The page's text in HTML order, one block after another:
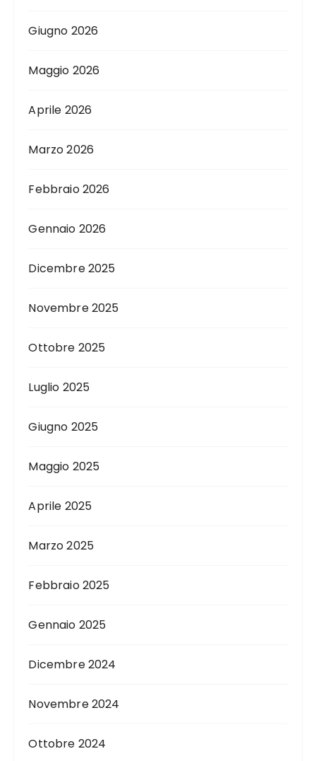
Giugno 2026
Maggio 2026
Aprile 2026
Marzo 2026
Febbraio 2026
Gennaio 2026
Dicembre 2025
Novembre 2025
Ottobre 2025
Luglio 2025
Giugno 2025
Maggio 2025
Aprile 2025
Marzo 2025
Febbraio 2025
Gennaio 2025
Dicembre 2024
Novembre 2024
Ottobre 2024